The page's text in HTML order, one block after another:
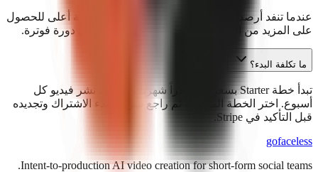
عندما تنفد أرصدتك الشهرية، يمكنك الترقية إلى خطة أعلى للحصول
على المزيد من الأرصدة. تتجدد أرصدتك في بداية كل دورة فوترة.
ما تكلفة البدء؟
تبدأ خطة Starter بسعر 29 دولاراً شهرياً وتتيح لك نشر فيديو كل
أسبوع. اختر الخطة المناسبة ثم راجع شروط بدء الاشتراك وتجديده
قبل التأكيد في Stripe.
gofaceless
Intent-to-production AI video creation for short-form social teams.